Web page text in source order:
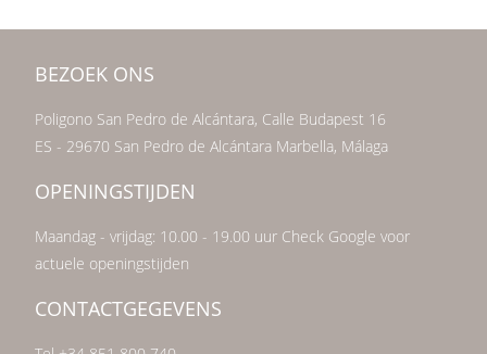
BEZOEK ONS
Poligono San Pedro de Alcántara, Calle Budapest 16
ES - 29670 San Pedro de Alcántara Marbella, Málaga
OPENINGSTIJDEN
Maandag - vrijdag: 10.00 - 19.00 uur Check Google voor
actuele openingstijden
CONTACTGEGEVENS